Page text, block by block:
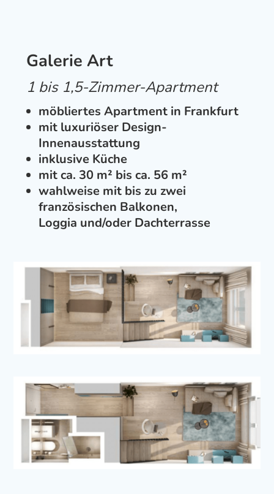
Galerie Art
1 bis 1,5-Zimmer-Apartment
möbliertes Apartment in Frankfurt
mit luxuriöser Design-
Innenausstattung
inklusive Küche
mit ca. 30 m² bis ca. 56 m²
wahlweise mit bis zu zwei
französischen Balkonen,
Loggia und/oder Dachterrasse